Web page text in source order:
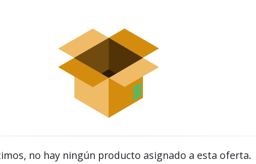
no hay ningún producto asignado a esta oferta.